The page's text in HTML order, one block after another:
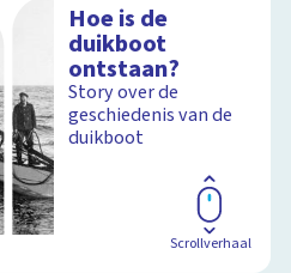
Hoe is de
duikboot
ontstaan?
Story over de
geschiedenis van de
duikboot
Scrollverhaal